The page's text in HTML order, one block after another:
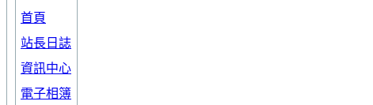
首頁
站長日誌
資訊中心
電子相簿